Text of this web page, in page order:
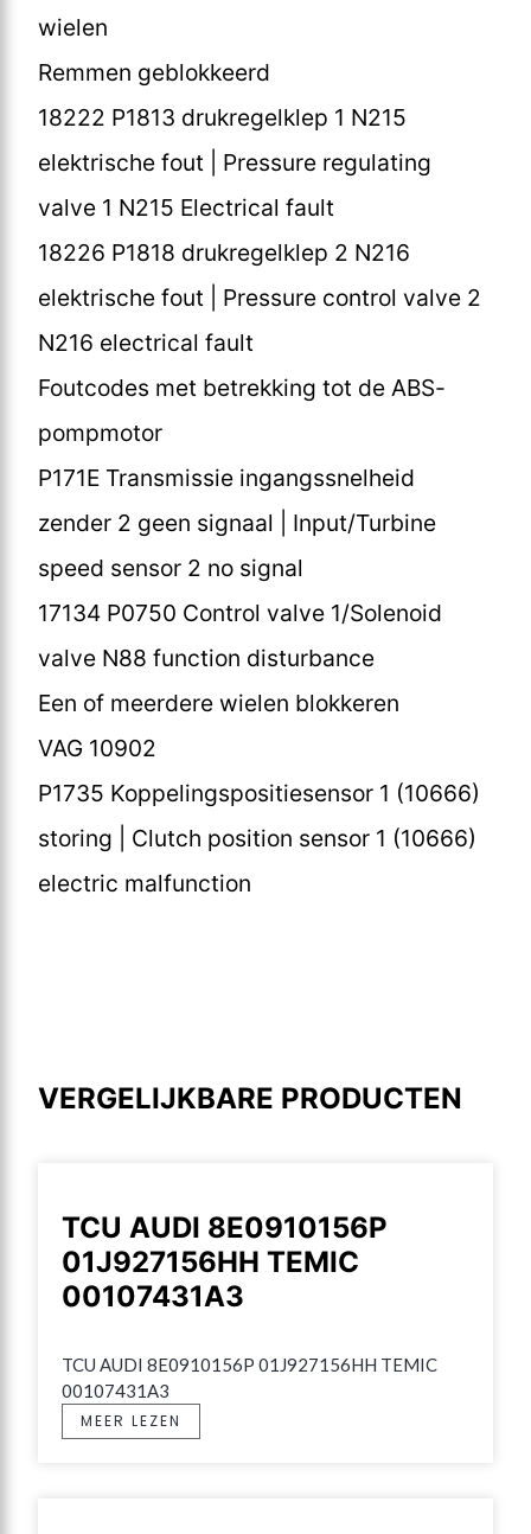
wielen
Remmen geblokkeerd
18222 P1813 drukregelklep 1 N215
elektrische fout | Pressure regulating
valve 1 N215 Electrical fault
18226 P1818 drukregelklep 2 N216
elektrische fout | Pressure control valve 2
N216 electrical fault
Foutcodes met betrekking tot de ABS-
pompmotor
P171E Transmissie ingangssnelheid
zender 2 geen signaal | Input/Turbine
speed sensor 2 no signal
17134 P0750 Control valve 1/Solenoid
valve N88 function disturbance
Een of meerdere wielen blokkeren
VAG 10902
P1735 Koppelingspositiesensor 1 (10666)
storing | Clutch position sensor 1 (10666)
electric malfunction
VERGELIJKBARE PRODUCTEN
TCU AUDI 8E0910156P
01J927156HH TEMIC
00107431A3
TCU AUDI 8E0910156P 01J927156HH TEMIC
00107431A3
MEER LEZEN